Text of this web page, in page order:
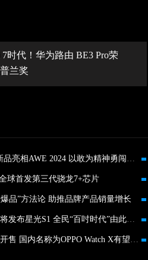
时代！华为路由 BE3 Pro荣
兰奖
TCL携多款创新技术新品亮相AWE 2024 以敢为精神勇闯技术无人区
球首发第三代骁龙7+芯片
品”方法论 助推品牌产品销量增长
3月15日海信激光电视将发布星光S1 全民“百吋时代”由此开启
一加手表2在海外多地开售 国内名称为OPPO Watch X有望近期发布